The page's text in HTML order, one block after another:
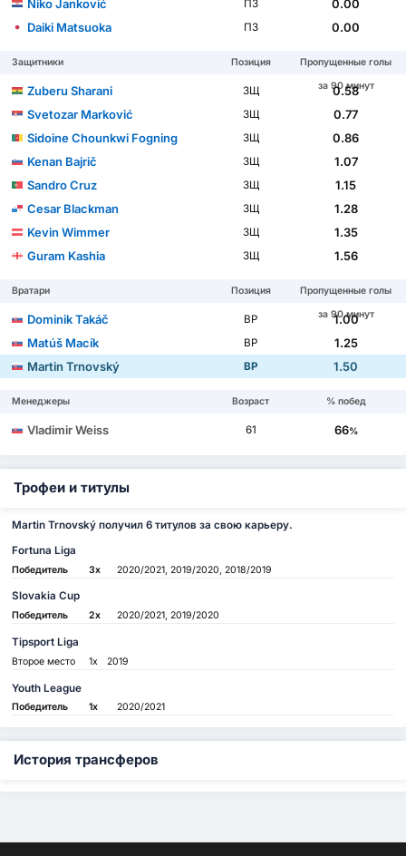
Niko Janković
ПЗ
0.00
Daiki Matsuoka
ПЗ 0.00
Защитники Позиция
Пропущенные голы
за 90 минут
Zuberu Sharani ЗЩ
0.58
Svetozar Marković
ЗЩ
0.77
Sidoine Chounkwi Fogning
ЗЩ
0.86
Kenan Bajrič
ЗЩ
1.07
Sandro Cruz
ЗЩ
1.15
Cesar Blackman
ЗЩ
1.28
Kevin Wimmer
ЗЩ
1.35
Guram Kashia
ЗЩ 1.56
Вратари Позиция
Пропущенные голы
за 90 минут
Dominik Takáč ВР
1.00
Matúš Macík
ВР
1.25
Martin Trnovský
ВР 1.50
Менеджеры Возраст % побед
Vladimir Weiss 61 66%
Трофеи и титулы
Martin Trnovský получил 6 титулов за свою карьеру.
Fortuna Liga
Победитель 3x 2020/2021, 2019/2020, 2018/2019
Slovakia Cup
Победитель 2x 2020/2021, 2019/2020
Tipsport Liga
Второе место 1x 2019
Youth League
Победитель 1x 2020/2021
История трансферов